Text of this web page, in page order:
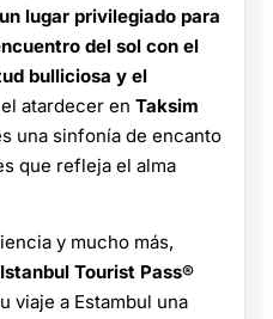
lugar privilegiado para
del sol con el
bulliciosa y el
atardecer en Taksim
una sinfonía de encanto
que refleja el alma
y mucho más,
Istanbul Tourist Pass®
viaje a Estambul una